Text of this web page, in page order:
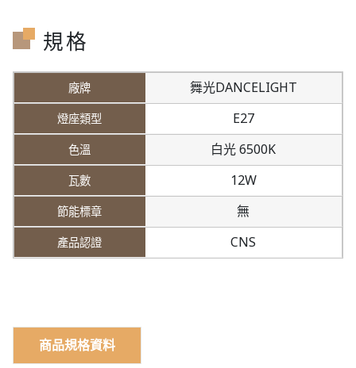
規格
舞光DANCELIGHT
E27
白光 6500K
12W
無
CNS
商品規格資料